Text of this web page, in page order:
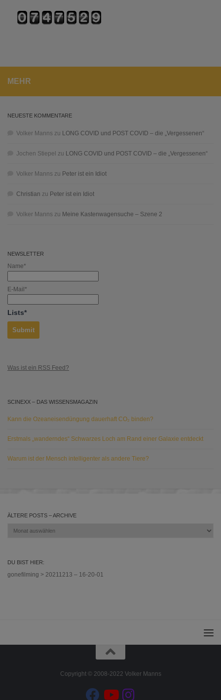
MEHR
NEUESTE KOMMENTARE
Volker Manns zu LONG COVID und POST COVID – die „Vergessenen“
Jochen Stiepel zu LONG COVID und POST COVID – die „Vergessenen“
Volker Manns zu Peter ist ein Idiot
Christian zu Peter ist ein Idiot
Volker Manns zu Meine Kastenwagensuche – Szene 2
NEWSLETTER
Name*
E-Mail*
Lists*
Was ist ein RSS Feed?
SCINEXX – DAS WISSENSMAGAZIN
Kann die Ozeaneisendüngung dauerhaft CO₂ binden?
Erstmals „wanderndes“ Schwarzes Loch am Rand einer Galaxie entdeckt
Warum ist der Mensch intelligenter als andere Tiere?
ÄLTERE POSTS – ARCHIVE
Ältere
DU BIST HIER:
gonefilming > 20211213 – 16-20-01
Copyright © 2008-2022 Volker Manns